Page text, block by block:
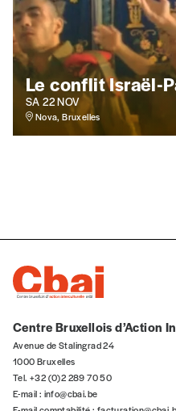
uniquement)
Quantité
Offre
Vous souhaitez
offrons les deux
Le conflit Israël-
SA 22 NOV
Nova, Bruxelles
Centre Bruxellois d’Action
Avenue de Stalingrad 24
1000 Bruxelles
Tel. +32 (0)2 289 70 50
E-mail : info@cbai.be